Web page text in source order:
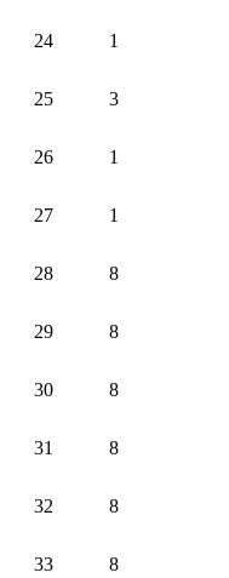
24 1
25 3
26 1
27 1
28 8
29 8
30 8
31 8
32 8
33 8